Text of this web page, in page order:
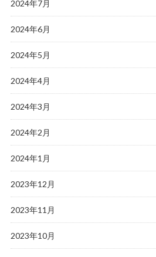
2024年7月
2024年6月
2024年5月
2024年4月
2024年3月
2024年2月
2024年1月
2023年12月
2023年11月
2023年10月